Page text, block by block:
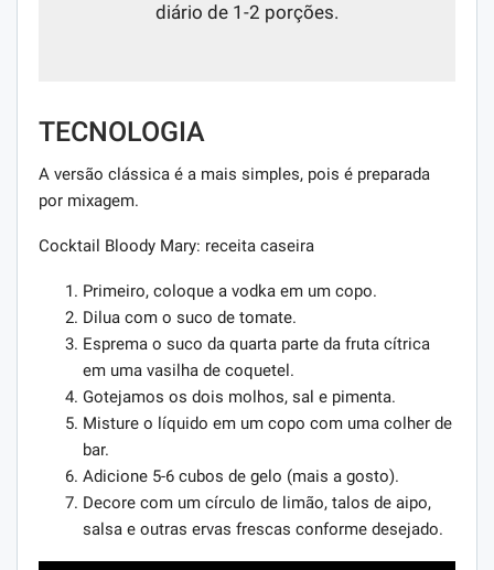
diário de 1-2 porções.
TECNOLOGIA
A versão clássica é a mais simples, pois é preparada
por mixagem.
Cocktail Bloody Mary: receita caseira
Primeiro, coloque a vodka em um copo.
Dilua com o suco de tomate.
Esprema o suco da quarta parte da fruta cítrica
em uma vasilha de coquetel.
Gotejamos os dois molhos, sal e pimenta.
Misture o líquido em um copo com uma colher de
bar.
Adicione 5-6 cubos de gelo (mais a gosto).
Decore com um círculo de limão, talos de aipo,
salsa e outras ervas frescas conforme desejado.